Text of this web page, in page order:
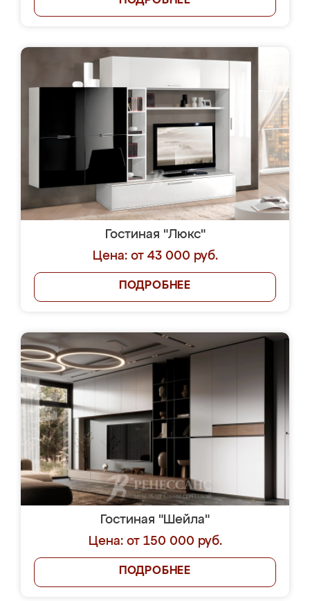
Гостиная "Люкс"
Цена: от 43 000 руб.
ПОДРОБНЕЕ
Гостиная "Шейла"
Цена: от 150 000 руб.
ПОДРОБНЕЕ